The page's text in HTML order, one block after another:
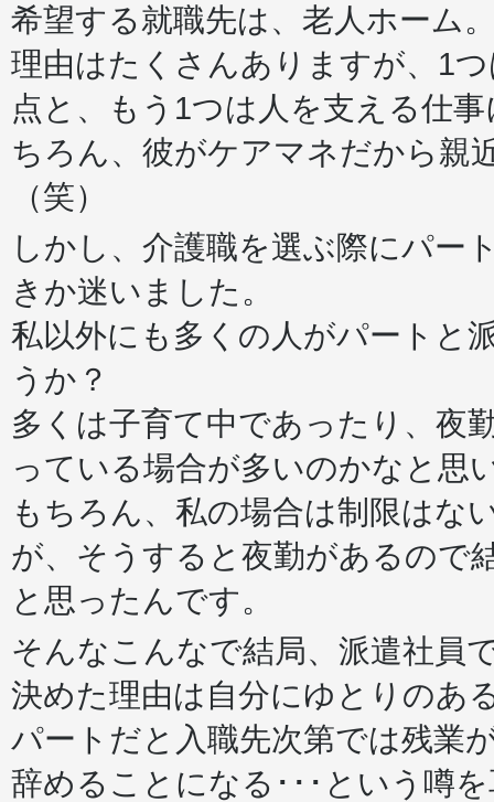
希望する就職先は、老人ホーム
理由はたくさんありますが、1
点と、もう1つは人を支える仕
ちろん、彼がケアマネだから親
（笑）
しかし、介護職を選ぶ際にパー
きか迷いました。
私以外にも多くの人がパートと
うか？
多くは子育て中であったり、夜
っている場合が多いのかなと思
もちろん、私の場合は制限はな
が、そうすると夜勤があるので
と思ったんです。
そんなこんなで結局、派遣社員
決めた理由は自分にゆとりのあ
パートだと入職先次第では残業
辞めることになる･･･という噂